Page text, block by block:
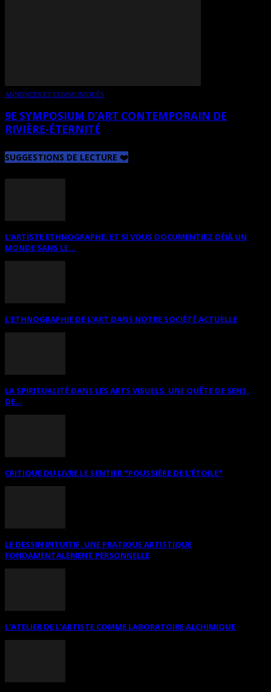
ANNONCES ET COMMUNIQUÉS
9E SYMPOSIUM D’ART CONTEMPORAIN DE
RIVIÈRE-ÉTERNITÉ
SUGGESTIONS DE LECTURE ❤️
L’ARTISTE ETHNOGRAPHE: ET SI VOUS DOCUMENTIEZ DÉJÀ UN
MONDE SANS LE...
L’ETHNOGRAPHIE DE L’ART DANS NOTRE SOCIÉTÉ ACTUELLE
LA SPIRITUALITÉ DANS LES ARTS VISUELS: UNE QUÊTE DE SENS,
DE...
CRITIQUE DU LIVRE LE SENTIER *POUSSIÈRE DE L’ÉTOILE*
LE DESSIN INTUITIF. UNE PRATIQUE ARTISTIQUE
FONDAMENTALEMENT PERSONNELLE
L’ATELIER DE L’ARTISTE COMME LABORATOIRE ALCHIMIQUE